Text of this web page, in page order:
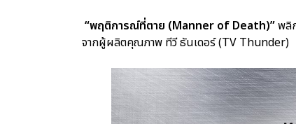
“พฤติการณ์ที่ตาย (Manner of Death)”พลิ
จากผู้ผลิตคุณภาพ ทีวี ธันเดอร์ (TV Thunder)